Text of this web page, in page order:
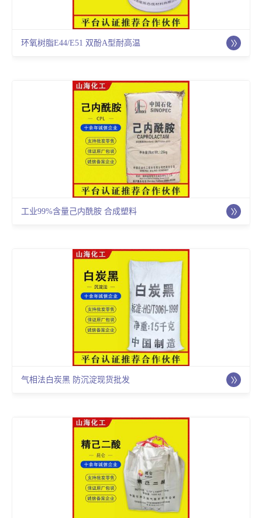
环氧树脂E44/E51 双酚A型耐高温
工业99%含量己内酰胺 合成塑料
气相法白炭黑 防沉淀现货批发